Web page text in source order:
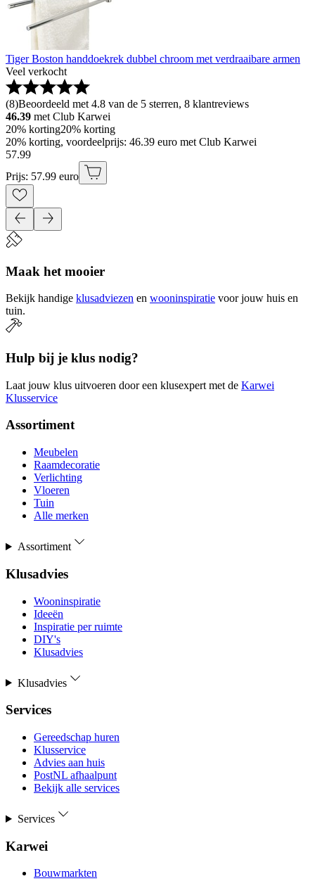
Tiger Boston handdoekrek dubbel chroom met verdraaibare armen
Veel verkocht
(8)Beoordeeld met 4.8 van de 5 sterren, 8 klantreviews
46.39 met Club Karwei
20% korting20% korting
20% korting, voordeelprijs: 46.39 euro met Club Karwei
57.99
Prijs: 57.99 euro
Maak het mooier
Bekijk handige klusadviezen en wooninspiratie voor jouw huis en
tuin.
Hulp bij je klus nodig?
Laat jouw klus uitvoeren door een klusexpert met de Karwei
Klusservice
Assortiment
Meubelen
Raamdecoratie
Verlichting
Vloeren
Tuin
Alle merken
Assortiment
Klusadvies
Wooninspiratie
Ideeën
Inspiratie per ruimte
DIY's
Klusadvies
Klusadvies
Services
Gereedschap huren
Klusservice
Advies aan huis
PostNL afhaalpunt
Bekijk alle services
Services
Karwei
Bouwmarkten